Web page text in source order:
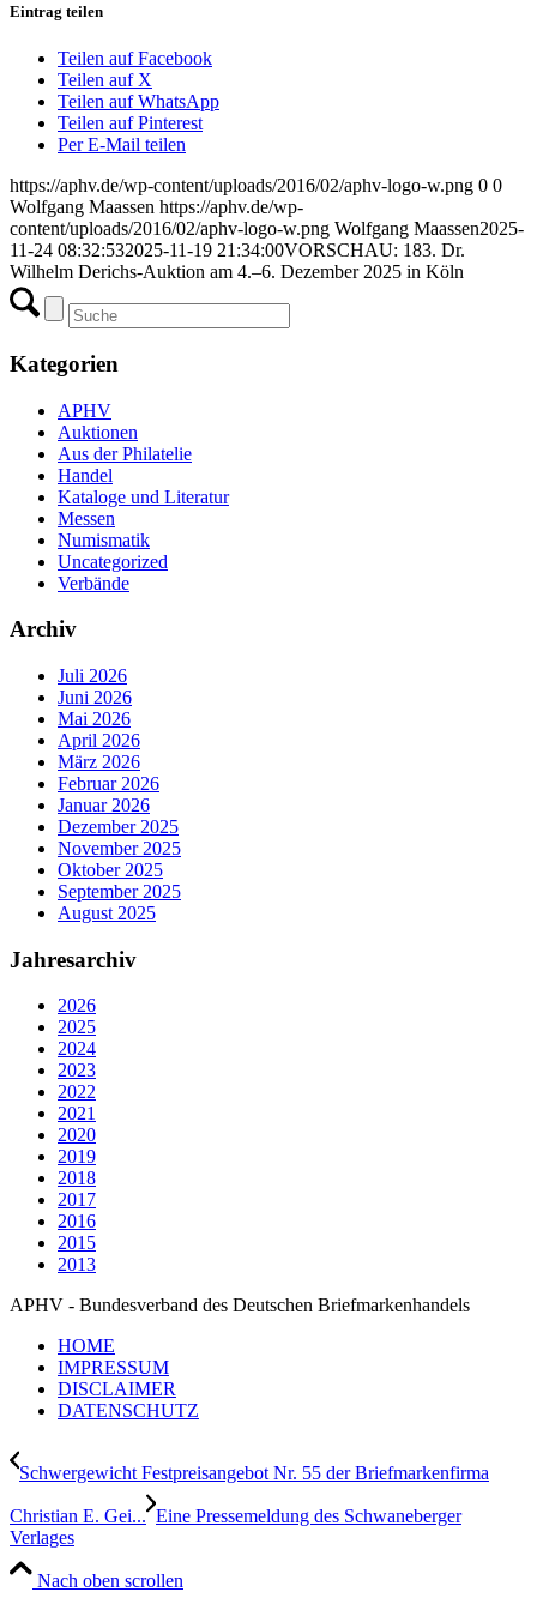
Eintrag teilen
Teilen auf Facebook
Teilen auf X
Teilen auf WhatsApp
Teilen auf Pinterest
Per E-Mail teilen
https://aphv.de/wp-content/uploads/2016/02/aphv-logo-w.png 0 0
Wolfgang Maassen https://aphv.de/wp-
content/uploads/2016/02/aphv-logo-w.png Wolfgang Maassen2025-
11-24 08:32:532025-11-19 21:34:00VORSCHAU: 183. Dr.
Wilhelm Derichs-Auktion am 4.–6. Dezember 2025 in Köln
Kategorien
APHV
Auktionen
Aus der Philatelie
Handel
Kataloge und Literatur
Messen
Numismatik
Uncategorized
Verbände
Archiv
Juli 2026
Juni 2026
Mai 2026
April 2026
März 2026
Februar 2026
Januar 2026
Dezember 2025
November 2025
Oktober 2025
September 2025
August 2025
Jahresarchiv
2026
2025
2024
2023
2022
2021
2020
2019
2018
2017
2016
2015
2013
APHV - Bundesverband des Deutschen Briefmarkenhandels
HOME
IMPRESSUM
DISCLAIMER
DATENSCHUTZ
Schwergewicht Festpreisangebot Nr. 55 der Briefmarkenfirma
Christian E. Gei... Eine Pressemeldung des Schwaneberger
Verlages
Nach oben scrollen